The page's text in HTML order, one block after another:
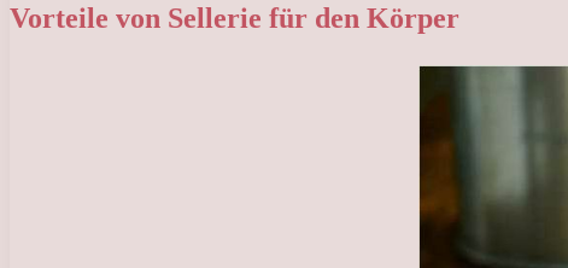
Vorteile von Sellerie für den Körper